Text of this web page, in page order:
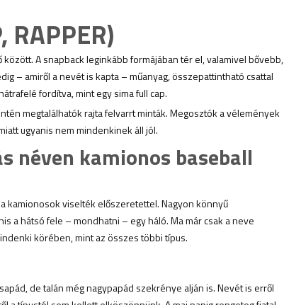
RAPPER)
A snapback leginkább formájában tér el, valamivel bővebb,
– amiről a nevét is kapta – műanyag, összepattintható csattal
fordítva, mint egy sima full cap.
megtalálhatók rajta felvarrt minták. Megosztók a vélemények
ugyanis nem mindenkinek áll jól.
néven kamionos baseball
kamionosok viselték előszeretettel. Nagyon könnyű
a hátsó fele – mondhatni – egy háló. Ma már csak a neve
körében, mint az összes többi típus.
de talán még nagypapád szekrénye alján is. Nevét is erről